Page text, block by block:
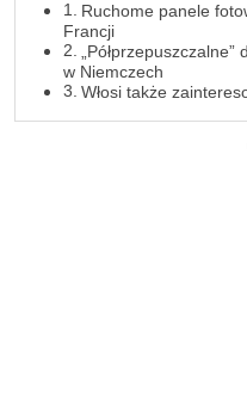
Ruchome panele
Francji
„Półprzepuszczalne”
w Niemczech
Włosi także